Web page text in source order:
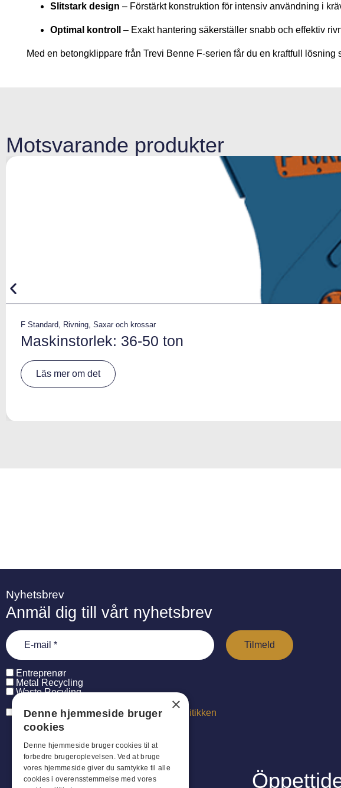
Slitstark design – Förstärkt konstruktion för intensiv användning i
Optimal kontroll – Exakt hantering säkerställer snabb och effektiv
Med en betongklippare från Trevi Benne F-serien får du en kraftfull
Motsvarande produkter
F Standard Rivning Saxar och krossar
Maskinstorlek: 36-50 ton
Läs mer om det
Nyhetsbrev
Anmäl dig till vårt nyhetsbrev
Entreprenør
Metal Recycling
Waste Recyling
Jeg har læst og accepterer persondatapolitikken
×
Denne hjemmeside bruger
cookies
Denne hjemmeside bruger cookies til at
forbedre brugeroplevelsen. Ved at bruge
vores hjemmeside giver du samtykke til alle
cookies i overensstemmelse med vores